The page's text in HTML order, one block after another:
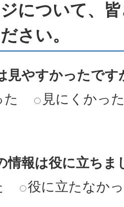
について、
さい。
見やすかったです
た
見にくかっ
情報は役に立ちま
役に立たなか